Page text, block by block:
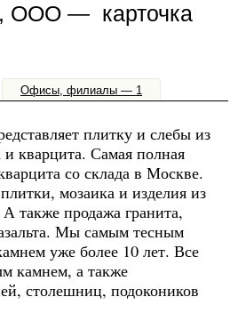
ООО — карточка
Офисы, филиалы — 1
плитку и слебы из
и кварцита. Самая полная
со склада в Москве.
мозаика и изделия из
также продажа гранита,
Мы самым тесным
уже более 10 лет. Все
камнем, а также
столешниц, подокоников